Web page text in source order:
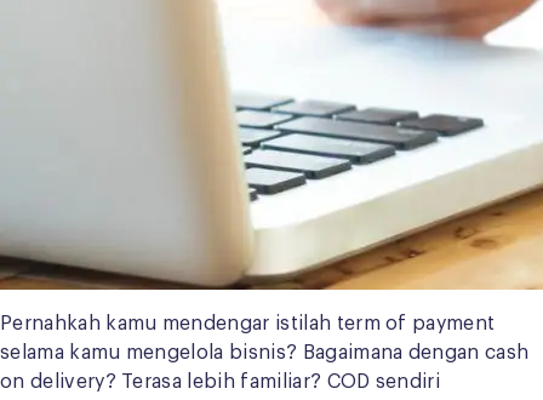
Pernahkah kamu mendengar istilah term of payment
selama kamu mengelola bisnis? Bagaimana dengan cash
on delivery? Terasa lebih familiar? COD sendiri